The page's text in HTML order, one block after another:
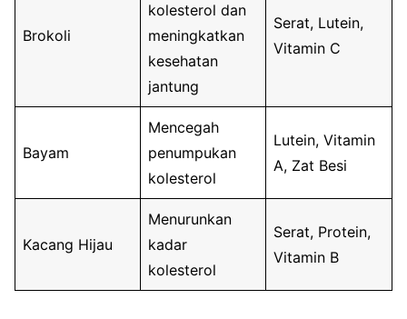
Brokoli
kolesterol dan
meningkatkan
kesehatan
jantung
Serat, Lutein,
Vitamin C
Bayam
Mencegah
penumpukan
kolesterol
Lutein, Vitamin
A, Zat Besi
Kacang Hijau
Menurunkan
kadar
kolesterol
Serat, Protein,
Vitamin B